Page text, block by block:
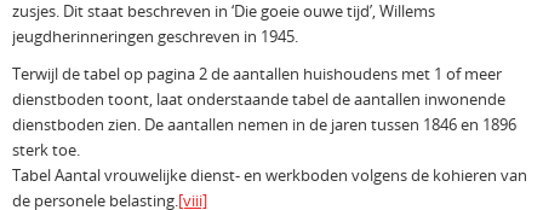
zusjes. Dit staat beschreven in ‘Die goeie ouwe tijd’, Willems
jeugdherinneringen geschreven in 1945.
Terwijl de tabel op pagina 2 de aantallen huishoudens met 1 of meer
dienstboden toont, laat onderstaande tabel de aantallen inwonende
dienstboden zien. De aantallen nemen in de jaren tussen 1846 en 1896
sterk toe.
Tabel Aantal vrouwelijke dienst- en werkboden volgens de kohieren van
de personele belasting.[viii]